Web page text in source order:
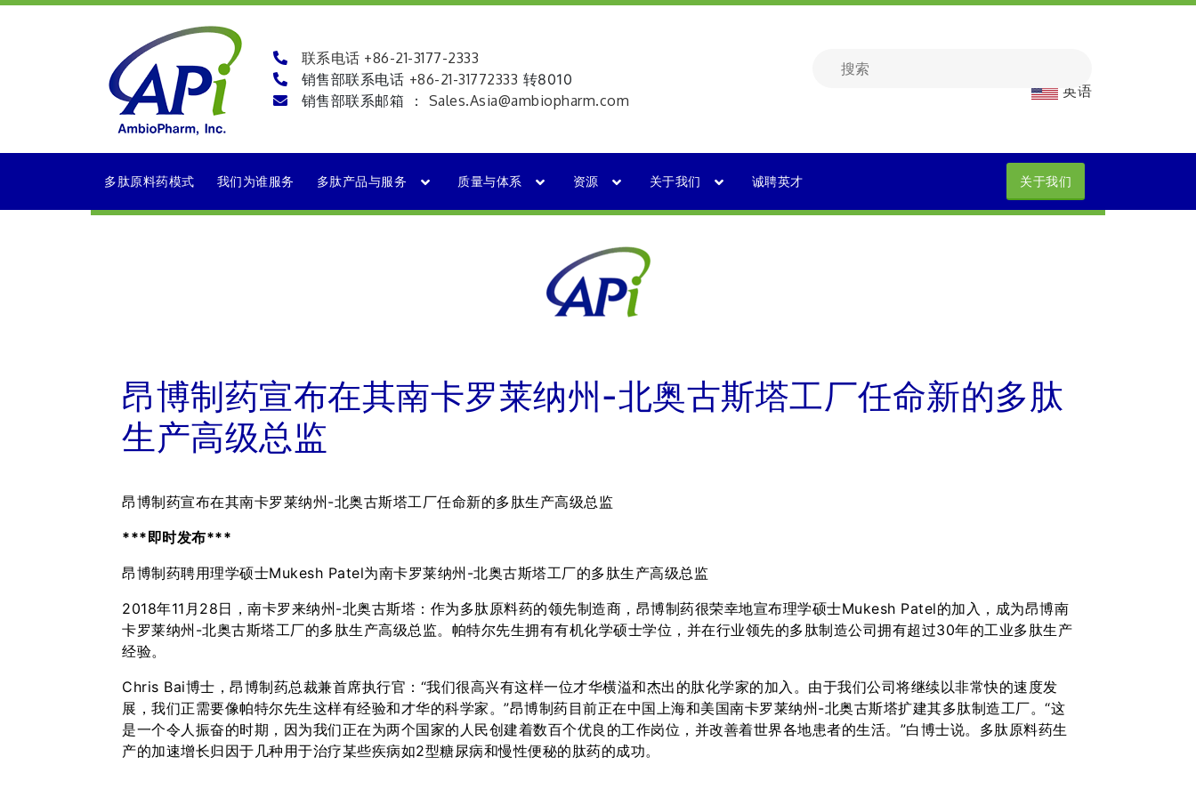
联系电话 +86-21-3177-2333
销售部联系电话 +86-21-31772333 转8010
销售部联系邮箱 ： Sales.Asia@ambiopharm.com
英语
多肽原料药模式 我们为谁服务 多肽产品与服务 质量与体系 资源 关于我们 关于我们
诚聘英才
昂博制药宣布在其南卡罗莱纳州-北奥古斯塔工厂任命新的多肽
生产高级总监
昂博制药宣布在其南卡罗莱纳州-北奥古斯塔工厂任命新的多肽生产高级总监
***即时发布***
昂博制药聘用理学硕士Mukesh Patel为南卡罗莱纳州-北奥古斯塔工厂的多肽生产高级总监
2018年11月28日，南卡罗来纳州-北奥古斯塔：作为多肽原料药的领先制造商，昂博制药很荣幸地宣布理学硕士Mukesh Patel的加入，成为昂博南
卡罗莱纳州-北奥古斯塔工厂的多肽生产高级总监。帕特尔先生拥有有机化学硕士学位，并在行业领先的多肽制造公司拥有超过30年的工业多肽生产
经验。
Chris Bai博士，昂博制药总裁兼首席执行官：“我们很高兴有这样一位才华横溢和杰出的肽化学家的加入。由于我们公司将继续以非常快的速度发
展，我们正需要像帕特尔先生这样有经验和才华的科学家。”昂博制药目前正在中国上海和美国南卡罗莱纳州-北奥古斯塔扩建其多肽制造工厂。“这
是一个令人振奋的时期，因为我们正在为两个国家的人民创建着数百个优良的工作岗位，并改善着世界各地患者的生活。”白博士说。多肽原料药生
产的加速增长归因于几种用于治疗某些疾病如2型糖尿病和慢性便秘的肽药的成功。